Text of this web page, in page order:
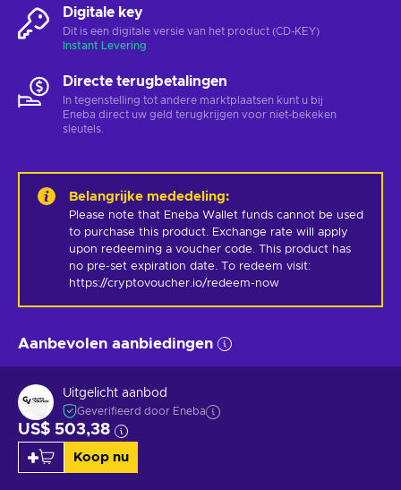
Digitale key
Dit is een digitale versie van het product (CD-KEY)
Instant Levering
Directe terugbetalingen
In tegenstelling tot andere marktplaatsen kunt u bij
Eneba direct uw geld terugkrijgen voor niet-bekeken
sleutels.
Belangrijke mededeling:
Please note that Eneba Wallet funds cannot be used
to purchase this product. Exchange rate will apply
upon redeeming a voucher code. This product has
no pre-set expiration date. To redeem visit:
https://cryptovoucher.io/redeem-now
Aanbevolen aanbiedingen
Uitgelicht aanbod
Geverifieerd door Eneba
US$ 503,38
Koop nu